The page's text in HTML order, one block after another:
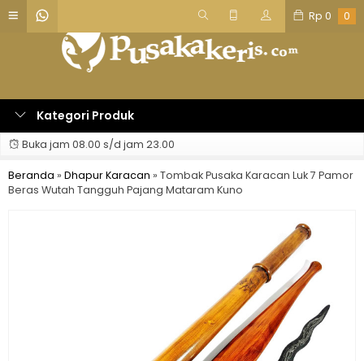
Rp 0 0
Kategori Produk
Buka jam 08.00 s/d jam 23.00
Beranda » Dhapur Karacan » Tombak Pusaka Karacan Luk 7 Pamor
Beras Wutah Tangguh Pajang Mataram Kuno